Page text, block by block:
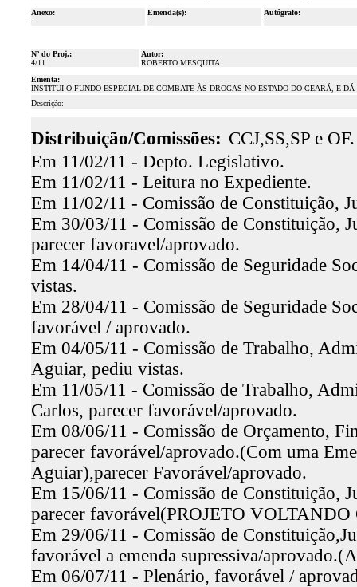
Anexo:
-
Emenda(s):
-
Autógrafo:
-
Nº do Proj.:
4/11
Autor:
ROBERTO MESQUITA
Ementa:
INSTITUI O FUNDO ESPECIAL DE COMBATE ÀS DROGAS NO ESTADO DO CEARÁ, E
Descrição:
Distribuição/Comissões: CCJ,SS,SP e OF.
Em 11/02/11 - Depto. Legislativo.
Em 11/02/11 - Leitura no Expediente.
Em 11/02/11 - Comissão de Constituição,
Em 30/03/11 - Comissão de Constituição,
parecer favoravel/aprovado.
Em 14/04/11 - Comissão de Seguridade
vistas.
Em 28/04/11 - Comissão de Seguridade
favorável / aprovado.
Em 04/05/11 - Comissão de Trabalho,
Aguiar, pediu vistas.
Em 11/05/11 - Comissão de Trabalho,
Carlos, parecer favorável/aprovado.
Em 08/06/11 - Comissão de Orçamento,
parecer favorável/aprovado.(Com uma
Aguiar),parecer Favorável/aprovado.
Em 15/06/11 - Comissão de Constituição,
parecer favorável(PROJETO
Em 29/06/11 - Comissão de
favorável a emenda supressiva/
Em 06/07/11 - Plenário, favorável /